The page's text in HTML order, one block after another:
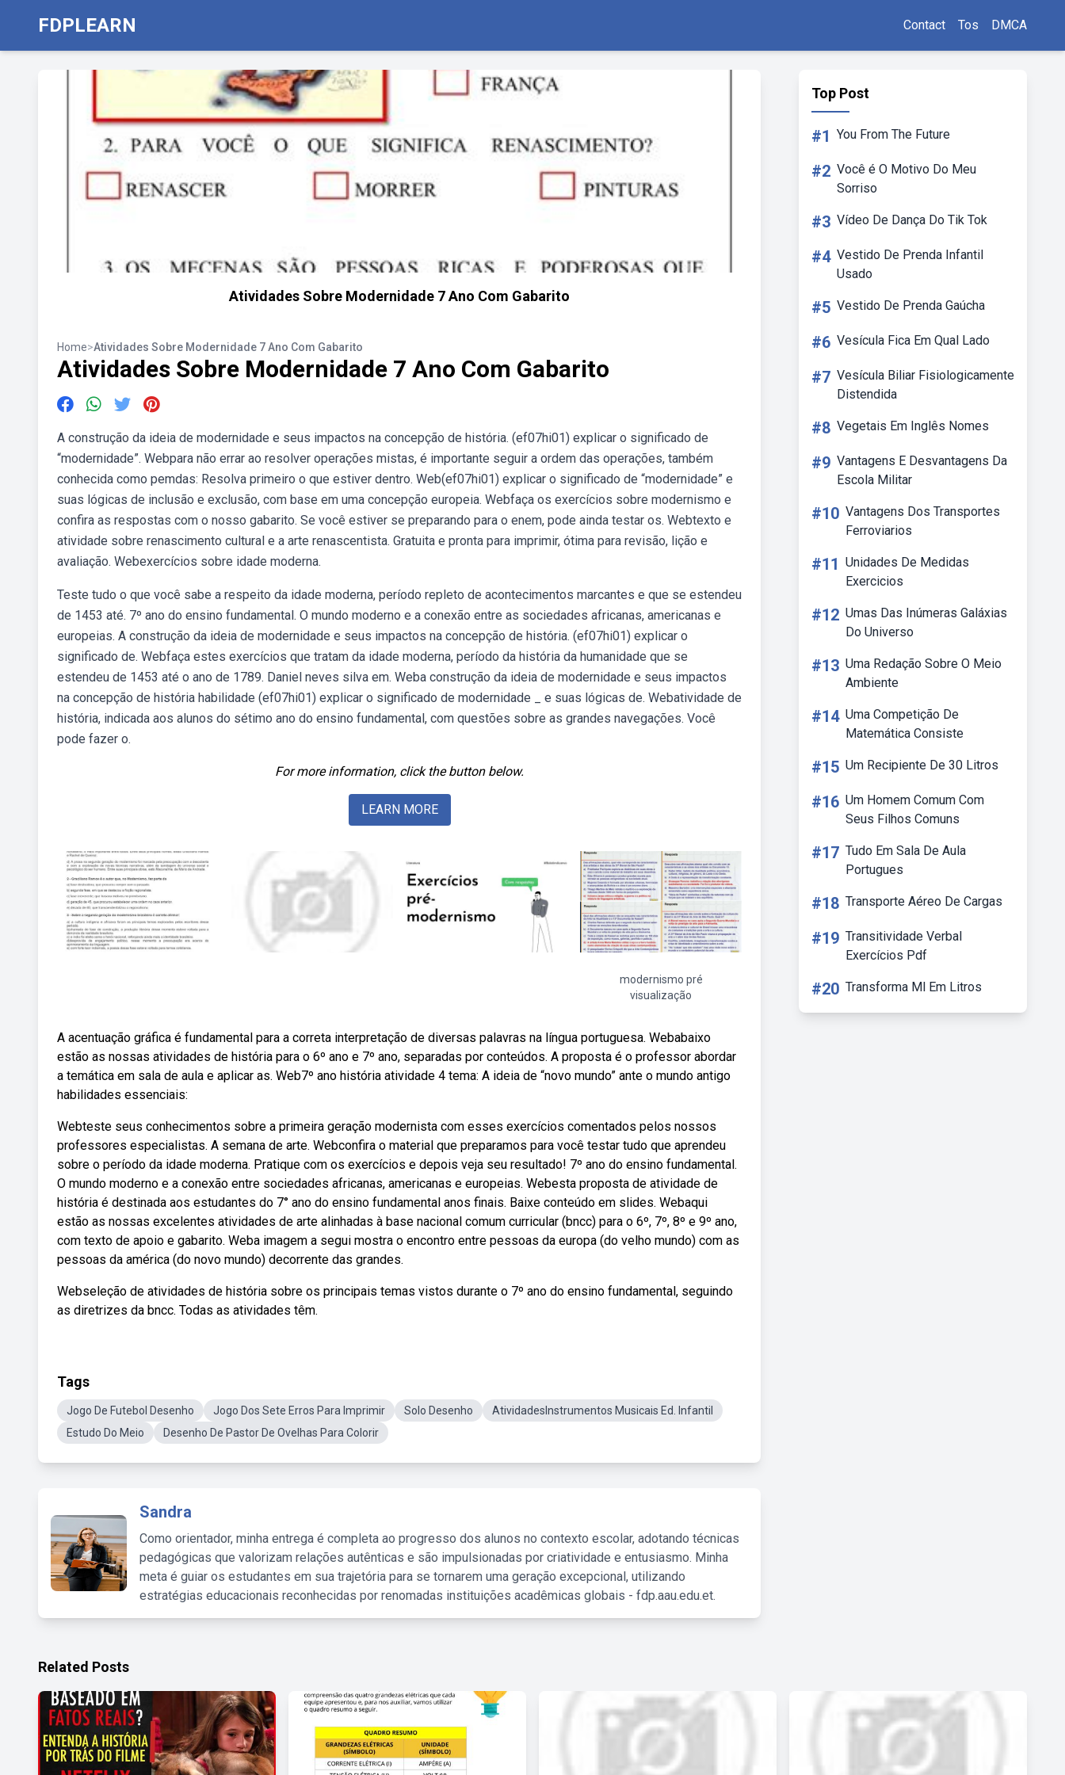
FDPLEARN Contact Tos DMCA
Atividades Sobre Modernidade 7 Ano Com Gabarito
Home>Atividades Sobre Modernidade 7 Ano Com Gabarito
Atividades Sobre Modernidade 7 Ano Com Gabarito
A construção da ideia de modernidade e seus impactos na concepção de história. (ef07hi01) explicar o significado de
“modernidade”. Webpara não errar ao resolver operações mistas, é importante seguir a ordem das operações, também
conhecida como pemdas: Resolva primeiro o que estiver dentro. Web(ef07hi01) explicar o significado de “modernidade” e
suas lógicas de inclusão e exclusão, com base em uma concepção europeia. Webfaça os exercícios sobre modernismo e
confira as respostas com o nosso gabarito. Se você estiver se preparando para o enem, pode ainda testar os. Webtexto e
atividade sobre renascimento cultural e a arte renascentista. Gratuita e pronta para imprimir, ótima para revisão, lição e
avaliação. Webexercícios sobre idade moderna.
Teste tudo o que você sabe a respeito da idade moderna, período repleto de acontecimentos marcantes e que se estendeu
de 1453 até. 7º ano do ensino fundamental. O mundo moderno e a conexão entre as sociedades africanas, americanas e
europeias. A construção da ideia de modernidade e seus impactos na concepção de história. (ef07hi01) explicar o
significado de. Webfaça estes exercícios que tratam da idade moderna, período da história da humanidade que se
estendeu de 1453 até o ano de 1789. Daniel neves silva em. Weba construção da ideia de modernidade e seus impactos
na concepção de história habilidade (ef07hi01) explicar o significado de modernidade _ e suas lógicas de. Webatividade de
história, indicada aos alunos do sétimo ano do ensino fundamental, com questões sobre as grandes navegações. Você
pode fazer o.
For more information, click the button below.
LEARN MORE
modernismo pré
visualização
A acentuação gráfica é fundamental para a correta interpretação de diversas palavras na língua portuguesa. Webabaixo
estão as nossas atividades de história para o 6º ano e 7º ano, separadas por conteúdos. A proposta é o professor abordar
a temática em sala de aula e aplicar as. Web7º ano história atividade 4 tema: A ideia de “novo mundo” ante o mundo antigo
habilidades essenciais:
Webteste seus conhecimentos sobre a primeira geração modernista com esses exercícios comentados pelos nossos
professores especialistas. A semana de arte. Webconfira o material que preparamos para você testar tudo que aprendeu
sobre o período da idade moderna. Pratique com os exercícios e depois veja seu resultado! 7º ano do ensino fundamental.
O mundo moderno e a conexão entre sociedades africanas, americanas e europeias. Webesta proposta de atividade de
história é destinada aos estudantes do 7° ano do ensino fundamental anos finais. Baixe conteúdo em slides. Webaqui
estão as nossas excelentes atividades de arte alinhadas à base nacional comum curricular (bncc) para o 6º, 7º, 8º e 9º ano,
com texto de apoio e gabarito. Weba imagem a segui mostra o encontro entre pessoas da europa (do velho mundo) com as
pessoas da américa (do novo mundo) decorrente das grandes.
Webseleção de atividades de história sobre os principais temas vistos durante o 7º ano do ensino fundamental, seguindo
as diretrizes da bncc. Todas as atividades têm.
Tags
Jogo De Futebol Desenho Jogo Dos Sete Erros Para Imprimir Solo Desenho
AtividadesInstrumentos Musicais Ed. Infantil
Estudo Do Meio
Desenho De Pastor De Ovelhas Para Colorir
Sandra
Como orientador, minha entrega é completa ao progresso dos alunos no contexto escolar, adotando técnicas
pedagógicas que valorizam relações autênticas e são impulsionadas por criatividade e entusiasmo. Minha
meta é guiar os estudantes em sua trajetória para se tornarem uma geração excepcional, utilizando
estratégias educacionais reconhecidas por renomadas instituições acadêmicas globais - fdp.aau.edu.et.
Top Post
#1 You From The Future
#2 Você é O Motivo Do Meu
Sorriso
#3 Vídeo De Dança Do Tik Tok
#4 Vestido De Prenda Infantil
Usado
#5 Vestido De Prenda Gaúcha
#6 Vesícula Fica Em Qual Lado
#7 Vesícula Biliar Fisiologicamente
Distendida
#8 Vegetais Em Inglês Nomes
#9 Vantagens E Desvantagens Da
Escola Militar
#10 Vantagens Dos Transportes
Ferroviarios
#11 Unidades De Medidas
Exercicios
#12 Umas Das Inúmeras Galáxias
Do Universo
#13 Uma Redação Sobre O Meio
Ambiente
#14 Uma Competição De
Matemática Consiste
#15 Um Recipiente De 30 Litros
#16 Um Homem Comum Com
Seus Filhos Comuns
#17 Tudo Em Sala De Aula
Portugues
#18 Transporte Aéreo De Cargas
#19 Transitividade Verbal
Exercícios Pdf
#20 Transforma Ml Em Litros
Related Posts